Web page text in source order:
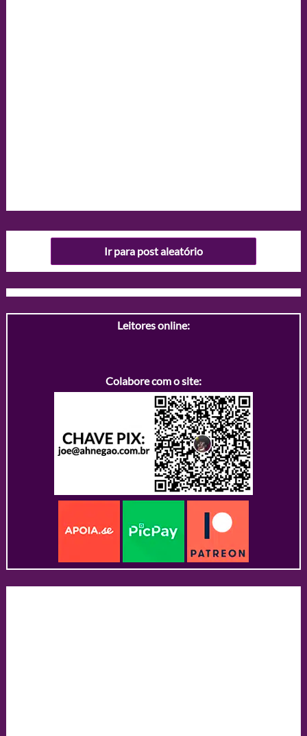
Ir para post aleatório
Leitores online:
Colabore com o site: